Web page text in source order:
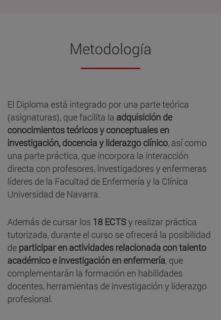
Metodología
El Diploma está integrado por una parte teórica
(asignaturas), que facilita la adquisición de
conocimientos teóricos y conceptuales en
investigación, docencia y liderazgo clínico, así como
una parte práctica, que incorpora la interacción
directa con profesores, investigadores y enfermeras
líderes de la Facultad de Enfermería y la Clínica
Universidad de Navarra.
Además de cursar los 18 ECTSy realizar práctica
tutorizada, durante el curso se ofrecerá la posibilidad
de participar en actividades relacionada con talento
académico e investigación en enfermería, que
complementarán la formación en habilidades
docentes, herramientas de investigación y liderazgo
profesional.